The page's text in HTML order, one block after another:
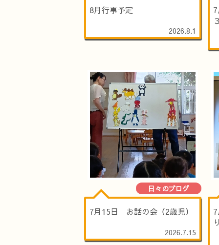
8月行事予定
2026.8.1
日々のブログ
7月15日 お話の会（2歳児）
2026.7.15